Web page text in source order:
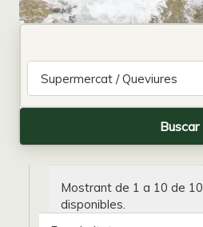
Mostrant de 1 a 10 de
disponibles.